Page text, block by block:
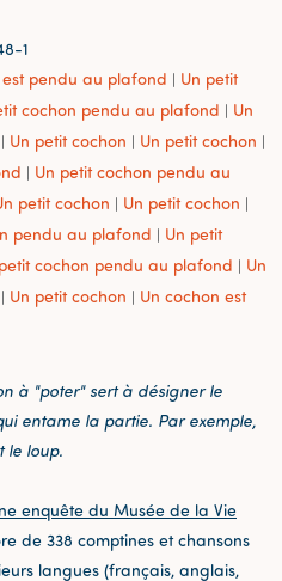
1
est pendu au plafond | Un petit
cochon pendu au plafond | Un
| Un petit cochon | Un petit cochon |
| Un petit cochon pendu au
petit cochon | Un petit cochon |
pendu au plafond | Un petit
cochon pendu au plafond | Un
| Un petit cochon | Un cochon est
à "poter" sert à désigner le
entame la partie. Par exemple,
le loup.
enquête du Musée de la Vie
de 338 comptines et chansons
langues (français, anglais,